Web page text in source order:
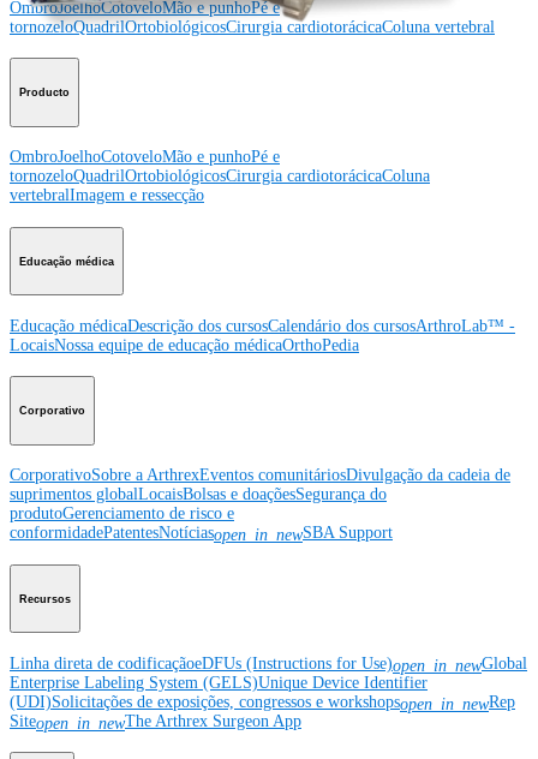
OmbroJoelhoCotoveloMão e punhoPé e
tornozeloQuadrilOrtobiológicosCirurgia cardiotorácicaColuna vertebral
Producto
OmbroJoelhoCotoveloMão e punhoPé e
tornozeloQuadrilOrtobiológicosCirurgia cardiotorácicaColuna
vertebralImagem e ressecção
Educação médica
Educação médicaDescrição dos cursosCalendário dos cursosArthroLab™ -
LocaisNossa equipe de educação médicaOrthoPedia
Corporativo
CorporativoSobre a ArthrexEventos comunitáriosDivulgação da cadeia de
suprimentos globalLocaisBolsas e doaçõesSegurança do
produtoGerenciamento de risco e
conformidadePatentesNotíciasopen_in_newSBA Support
Recursos
Linha direta de codificaçãoeDFUs (Instructions for Use)open_in_newGlobal
Enterprise Labeling System (GELS)Unique Device Identifier
(UDI)Solicitações de exposições, congressos e workshopsopen_in_newRep
Siteopen_in_newThe Arthrex Surgeon App